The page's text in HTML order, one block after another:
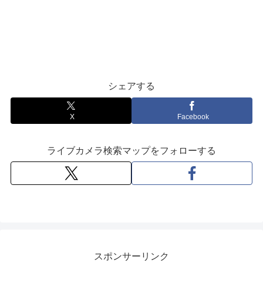
シェアする
X Facebook
ライブカメラ検索マップをフォローする
スポンサーリンク